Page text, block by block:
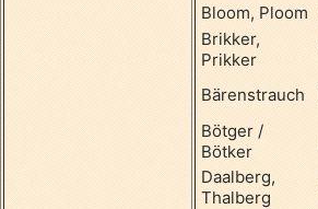
Bloom, Ploom
Brikker,
Prikker
Bärenstrauch
Bötger /
Bötker
Daalberg,
Thalberg